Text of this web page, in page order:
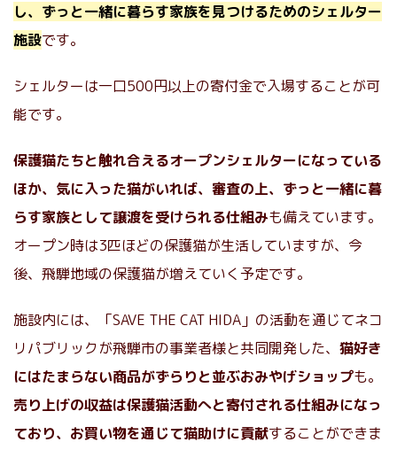
し、ずっと一緒に暮らす家族を見つけるためのシェルター
施設です。
シェルターは一口500円以上の寄付金で入場することが可
能です。
保護猫たちと触れ合えるオープンシェルターになっている
ほか、気に入った猫がいれば、審査の上、ずっと一緒に暮
らす家族として譲渡を受けられる仕組みも備えています。
オープン時は3匹ほどの保護猫が生活していますが、今
後、飛騨地域の保護猫が増えていく予定です。
施設内には、「SAVE THE CAT HIDA」の活動を通じてネコ
リパブリックが飛騨市の事業者様と共同開発した、 猫好き
にはたまらない商品がずらりと並ぶおみやげショップも。
売り上げの収益は保護猫活動へと寄付される仕組みになっ
ており、お買い物を通じて猫助けに貢献することができま